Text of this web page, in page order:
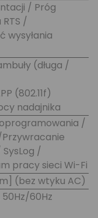
/ Próg
/
wysyłania
(długa /
(802.11f)
nadajnika
/
/
pracy sieci Wi-Fi
(bez wtyku AC)
50Hz/60Hz